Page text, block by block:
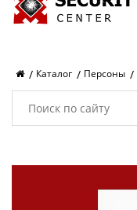
Каталог Персоны